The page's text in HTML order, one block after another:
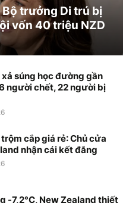
trưởng Di trú bị
vốn 40 triệu NZD
xả súng học đường gần
người chết, 22 người bị
cắp giá rẻ: Chủ cửa
nhận cái kết đắng
-7,2°C, New Zealand thiết